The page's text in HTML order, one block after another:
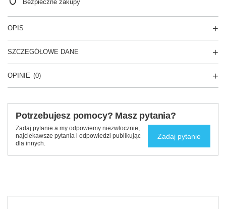
Bezpieczne zakupy
OPIS
SZCZEGÓŁOWE DANE
OPINIE (0)
Potrzebujesz pomocy? Masz pytania?
Zadaj pytanie a my odpowiemy niezwłocznie,
najciekawsze pytania i odpowiedzi publikując
dla innych.
Zadaj pytanie